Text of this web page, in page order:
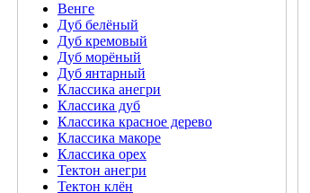
Венге
Дуб белёный
Дуб кремовый
Дуб морёный
Дуб янтарный
Классика анегри
Классика дуб
Классика красное дерево
Классика макоре
Классика орех
Тектон анегри
Тектон клён